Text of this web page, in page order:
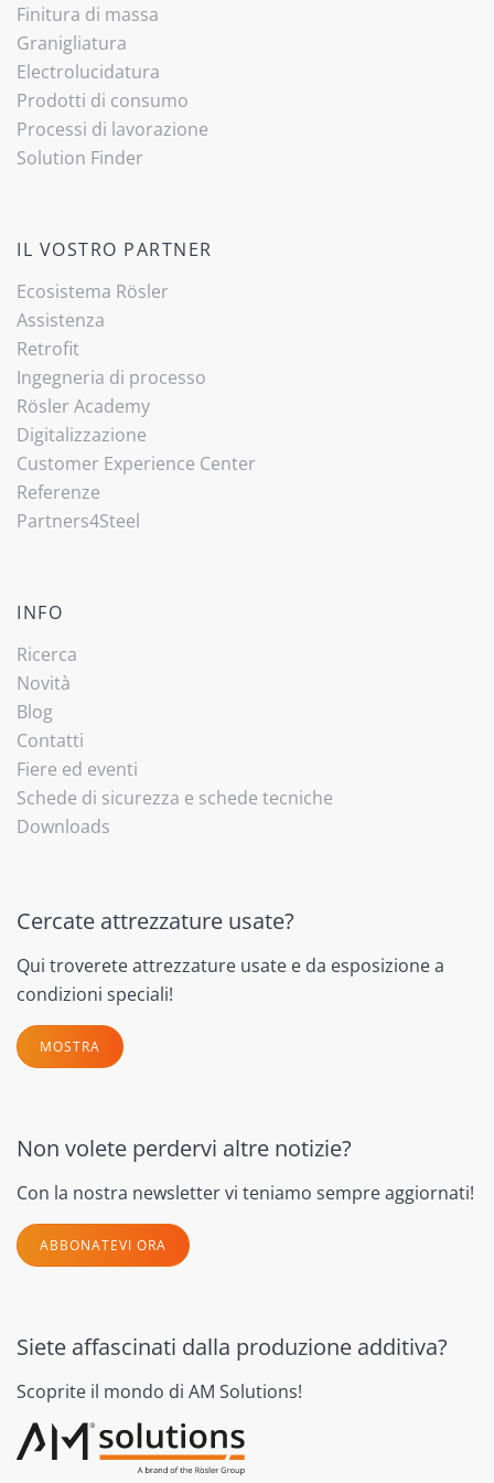
Finitura di massa
Granigliatura
Electrolucidatura
Prodotti di consumo
Processi di lavorazione
Solution Finder
IL VOSTRO PARTNER
Ecosistema Rösler
Assistenza
Retrofit
Ingegneria di processo
Rösler Academy
Digitalizzazione
Customer Experience Center
Referenze
Partners4Steel
INFO
Ricerca
Novità
Blog
Contatti
Fiere ed eventi
Schede di sicurezza e schede tecniche
Downloads
Cercate attrezzature usate?
Qui troverete attrezzature usate e da esposizione a
condizioni speciali!
MOSTRA
Non volete perdervi altre notizie?
Con la nostra newsletter vi teniamo sempre aggiornati!
ABBONATEVI ORA
Siete affascinati dalla produzione additiva?
Scoprite il mondo di AM Solutions!